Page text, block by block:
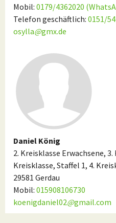
Mobil: 0179/4362020
Telefon geschäftlich: 0151/
osylla@gmx.de
Daniel König
2. Kreisklasse Erwachsene,
Kreisklasse, Staffel 1, 4.
29581 Gerdau
Mobil: 015908106730
koenigdaniel02@gmail.com